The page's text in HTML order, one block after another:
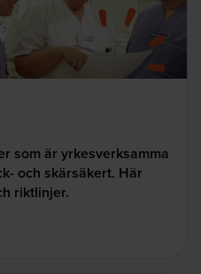
som är yrkesverksamma
och skärsäkert. Här
riktlinjer.